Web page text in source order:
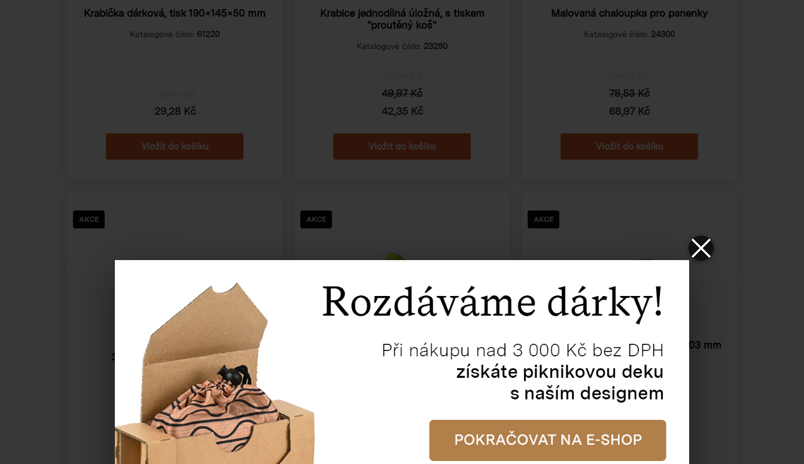
Krabička dárková, tisk 190×145×50 mm
Katalogové číslo: 61220
29,28 Kč
Krabice jednodílná úložná, s tiskem
"proutěný koš"
Katalogové číslo: 23280
49,97 Kč
42,35 Kč
Malovaná chaloupka pro panenky
Katalogové číslo: 24300
78,53 Kč
68,97 Kč
AKCE
Krabička dno + víko
322 x 241 x 51 mm- zelená
Katalogové číslo:52104
Cena od
33,28 Kč
30,25 Kč
AKCE
Krabička dno + víko
243 x 190 x 131 mm - zelená
AKCE
Krabička jednodílná193 x 128 x 103 mm
- modrá
Katalogové číslo:52203
Cena od
15,37 Kč